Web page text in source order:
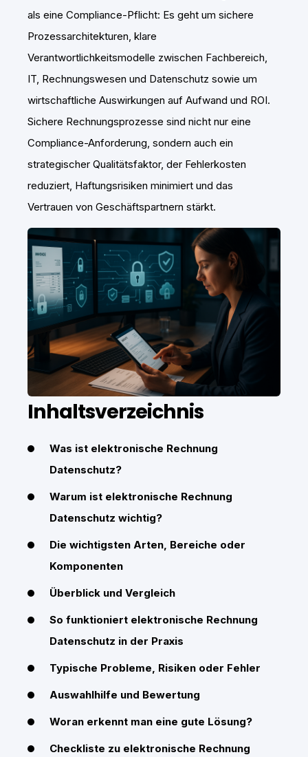
als eine Compliance-Pflicht: Es geht um sichere
Prozessarchitekturen, klare
Verantwortlichkeitsmodelle zwischen Fachbereich,
IT, Rechnungswesen und Datenschutz sowie um
wirtschaftliche Auswirkungen auf Aufwand und ROI.
Sichere Rechnungsprozesse sind nicht nur eine
Compliance-Anforderung, sondern auch ein
strategischer Qualitätsfaktor, der Fehlerkosten
reduziert, Haftungsrisiken minimiert und das
Vertrauen von Geschäftspartnern stärkt.
Inhaltsverzeichnis
Was ist elektronische Rechnung
Datenschutz?
Warum ist elektronische Rechnung
Datenschutz wichtig?
Die wichtigsten Arten, Bereiche oder
Komponenten
Überblick und Vergleich
So funktioniert elektronische Rechnung
Datenschutz in der Praxis
Typische Probleme, Risiken oder Fehler
Auswahlhilfe und Bewertung
Woran erkennt man eine gute Lösung?
Checkliste zu elektronische Rechnung